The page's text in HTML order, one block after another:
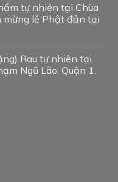
tự nhiên tại Chùa
mừng lễ Phật đản tại
Rau tự nhiên tại
Ngũ Lão, Quận 1.